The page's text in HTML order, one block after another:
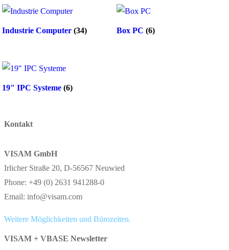
Industrie Computer (34) Box PC (6)
19" IPC Systeme (6)
Kontakt
VISAM GmbH
Irlicher Straße 20, D-56567 Neuwied
Phone: +49 (0) 2631 941288-0
Email: info@visam.com
Weitere Möglichkeiten und Bürozeiten.
VISAM + VBASE Newsletter